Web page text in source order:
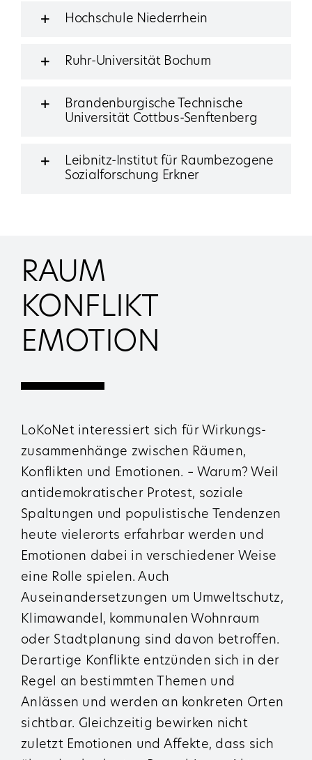
Hochschule Niederrhein
Ruhr-Universität Bochum
Brandenburgische Technische
Universität Cottbus-Senftenberg
Leibnitz-Institut für Raumbezogene
Sozialforschung Erkner
RAUM
KONFLIKT
EMOTION
LoKoNet interessiert sich für Wirkungs­
zusammenhänge zwischen Räumen,
Konflikten und Emotionen. – Warum? Weil
antidemokratischer Protest, soziale
Spaltungen und populistische Tendenzen
heute vielerorts erfahrbar werden und
Emotionen dabei in verschiedener Weise
eine Rolle spielen. Auch
Auseinandersetzungen um Umwelt­schutz,
Klimawandel, kommunalen Wohnraum
oder Stadtplanung sind davon betroffen.
Derartige Konflikte entzünden sich in der
Regel an bestimmten Themen und
Anlässen und werden an konkreten Orten
sichtbar. Gleichzeitig bewirken nicht
zuletzt Emotionen und Affekte, dass sich